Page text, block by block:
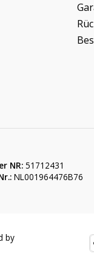
NR: 51712431
NL001964476B76
by